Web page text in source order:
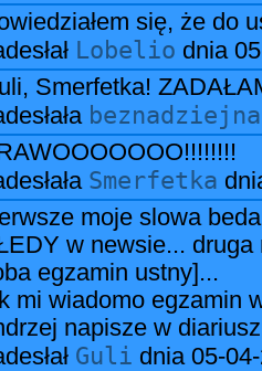
się, że do
Lobelio dnia
Smerfetka!
beznadziejna
Smerfetka
moje slowa
w newsie...
egzamin ustny]...
mi wiadomo egzamin
napisze w
Guli dnia 05-